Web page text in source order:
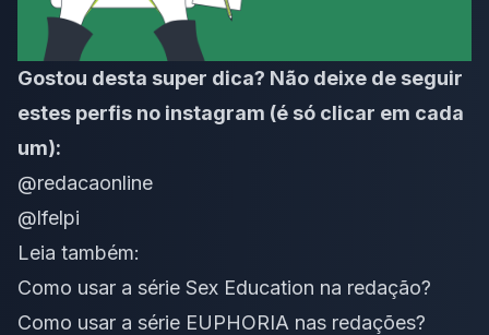
Gostou desta super dica? Não deixe de seguir
estes perfis no instagram (é só clicar em cada
um):
@redacaonline
@lfelpi
Leia também:
Como usar a série Sex Education na redação?
Como usar a série EUPHORIA nas redações?